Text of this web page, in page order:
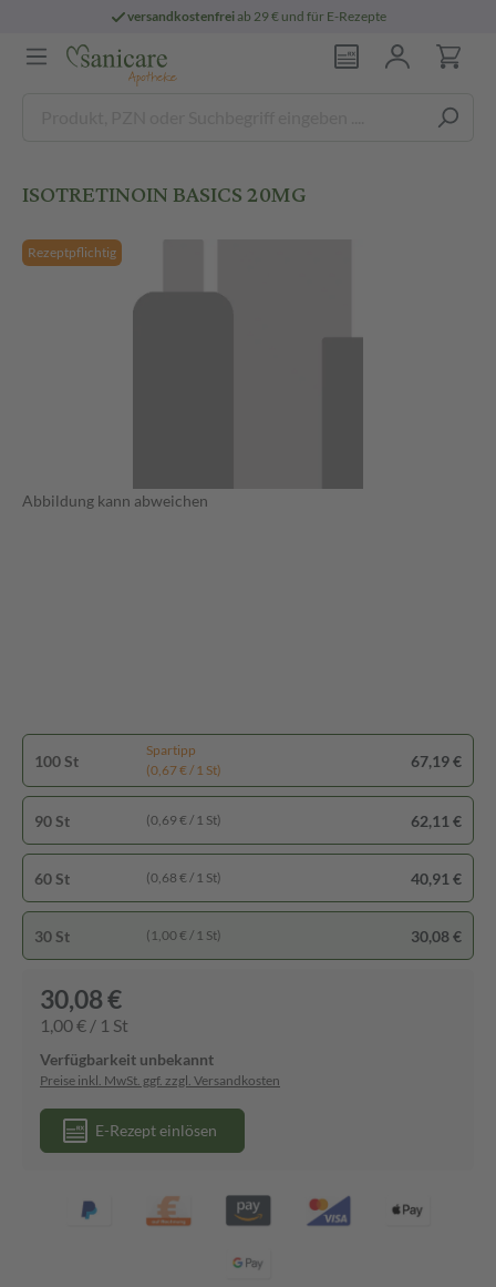
versandkostenfreiab 29 € und für E-Rezepte
ISOTRETINOIN BASICS 20MG
Rezeptpflichtig
Abbildung kann abweichen
100 St
Spartipp
(0,67 € / 1 St)
67,19 €
90 St (0,69 € / 1 St) 62,11 €
60 St (0,68 € / 1 St) 40,91 €
30 St (1,00 € / 1 St) 30,08 €
30,08 €
1,00 € / 1 St
Verfügbarkeit unbekannt
Preise inkl. MwSt. ggf. zzgl. Versandkosten
E-Rezept einlösen